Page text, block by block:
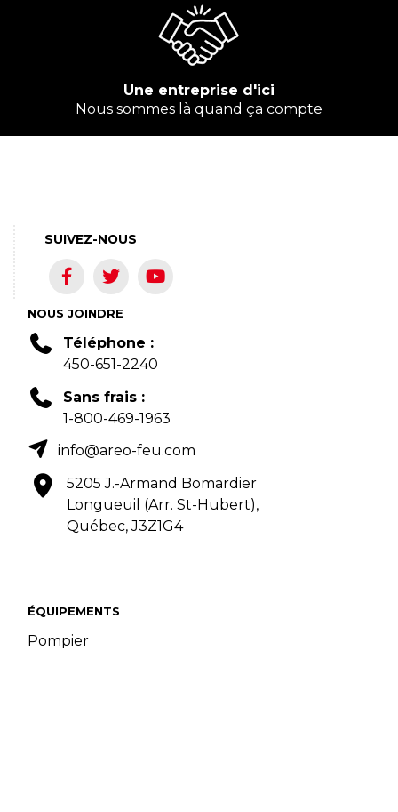
Une entreprise d'ici
Nous sommes là quand ça compte
ÉQUIPEMENTS
Pompier
NOUS JOINDRE
Téléphone :
450-651-2240
Sans frais :
1-800-469-1963
info@areo-feu.com
5205 J.-Armand Bomardier
Longueuil (Arr. St-Hubert),
Québec, J3Z1G4
SUIVEZ-NOUS